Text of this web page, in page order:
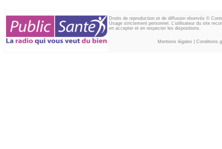
Droits de reproduction et de diffusion réservés ©
Usage strictement personnel. L'utilisateur du site
en accepter et en respecter les dispositions.
Mentions légales Conditions